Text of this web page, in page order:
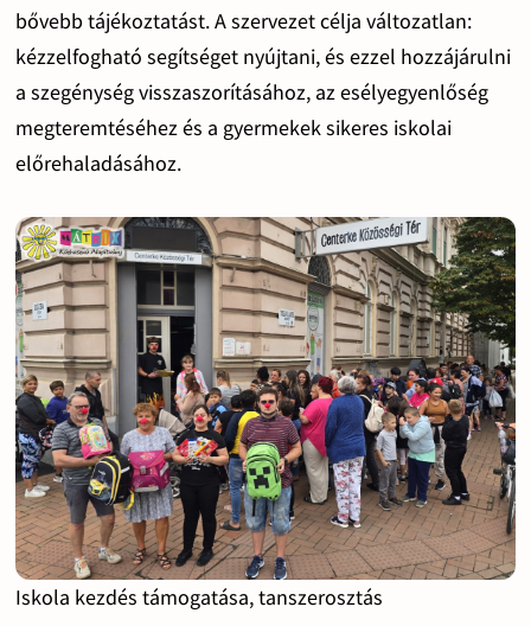
bővebb tájékoztatást. A szervezet célja változatlan:
kézzelfogható segítséget nyújtani, és ezzel hozzájárulni
a szegénység visszaszorításához, az esélyegyenlőség
megteremtéséhez és a gyermekek sikeres iskolai
előrehaladásához.
Iskola kezdés támogatása, tanszerosztás